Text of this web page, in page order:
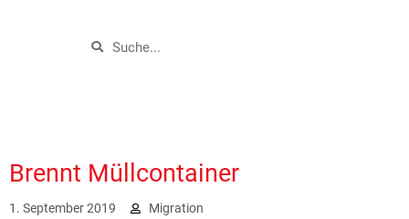
Brennt Müllcontainer
1. September 2019 Migration